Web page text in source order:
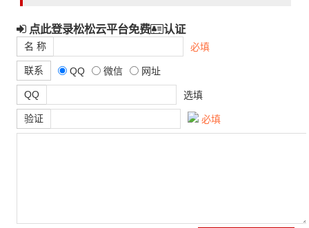
点此登录松松云平台免费 认证
名 称 必填
联系 QQ 微信 网址
QQ 选填
验证 必填